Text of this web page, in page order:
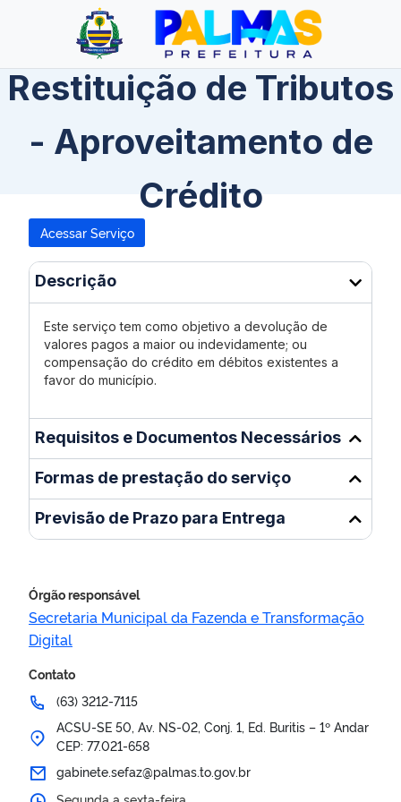
Restituição de Tributos
- Aproveitamento de
Crédito
Acessar Serviço
Descrição
Este serviço tem como objetivo a devolução de
valores pagos a maior ou indevidamente; ou
compensação do crédito em débitos existentes a
favor do município.
Requisitos e Documentos Necessários
Formas de prestação do serviço
Previsão de Prazo para Entrega
Órgão responsável
Secretaria Municipal da Fazenda e Transformação
Digital
Contato
(63) 3212-7115
ACSU-SE 50, Av. NS-02, Conj. 1, Ed. Buritis – 1º Andar
CEP: 77.021-658
gabinete.sefaz@palmas.to.gov.br
Segunda a sexta-feira